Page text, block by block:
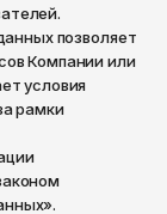
позволяет
Компании или
условия
рамки